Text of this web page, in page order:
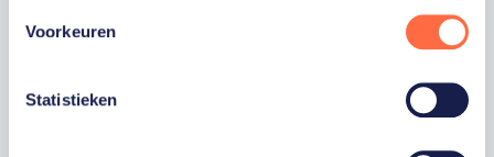
Voorkeuren
Statistieken
moment uitschrijven.